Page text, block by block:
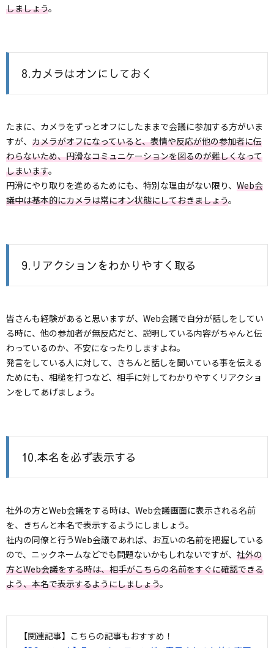
しましょう。
8.カメラはオンにしておく
たまに、カメラをずっとオフにしたままで会議に参加する方がいま
すが、 カメラがオフになっていると、表情や反応が他の参加者に伝
わらないため、円滑なコミュニケーションを図るのが難しくなって
しまいます。
円滑にやり取りを進めるためにも、特別な理由がない限り、 Web会
議中は基本的にカメラは常にオン状態にしておきましょう。
9.リアクションをわかりやすく取る
皆さんも経験があると思いますが、Web会議で自分が話しをしてい
る時に、他の参加者が無反応だと、説明している内容がちゃんと伝
わっているのか、不安になったりしますよね。
発言をしている人に対して、きちんと話しを聞いている事を伝える
ためにも、相槌を打つなど、相手に対してわかりやすくリアクショ
ンをしてあげましょう。
10.本名を必ず表示する
社外の方とWeb会議をする時は、Web会議画面に表示される名前
を、きちんと本名で表示するようにしましょう。
社内の同僚と行うWeb会議であれば、お互いの名前を把握している
ので、ニックネームなどでも問題ないかもしれないですが、 社外の
方とWeb会議をする時は、相手がこちらの名前をすぐに確認できる
よう、本名で表示するようにしましょう。
【関連記事】こちらの記事もおすすめ！